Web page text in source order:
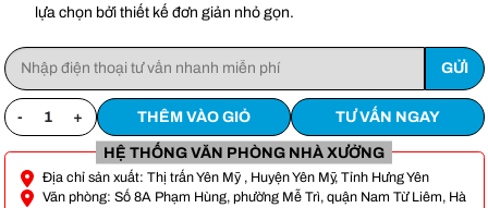
lựa chọn bởi thiết kế đơn giản nhỏ gọn.
- + THÊM VÀO GIỎ TƯ VẤN NGAY
HỆ THỐNG VĂN PHÒNG NHÀ XƯỞNG
Địa chỉ sản xuất: Thị trấn Yên Mỹ , Huyện Yên Mỹ, Tỉnh Hưng Yên
Văn phòng: Số 8A Phạm Hùng, phường Mễ Trì, quận Nam Từ Liêm, Hà